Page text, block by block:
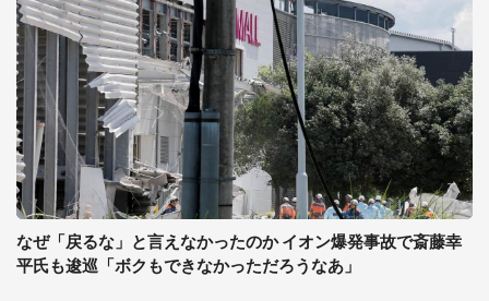
なぜ「戻るな」と言えなかったのか イオン爆発事故で斎藤幸
平氏も逡巡「ボクもできなかっただろうなあ」